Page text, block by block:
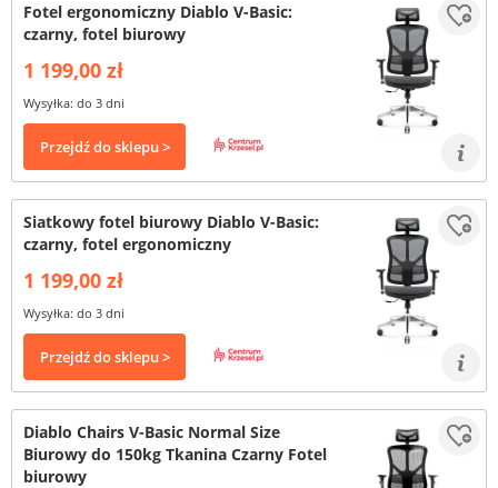
Fotel ergonomiczny Diablo V-Basic:
czarny, fotel biurowy
1 199,00 zł
Wysyłka: do 3 dni
Przejdź do sklepu >
Siatkowy fotel biurowy Diablo V-Basic:
czarny, fotel ergonomiczny
1 199,00 zł
Wysyłka: do 3 dni
Przejdź do sklepu >
Diablo Chairs V-Basic Normal Size
Biurowy do 150kg Tkanina Czarny Fotel
biurowy